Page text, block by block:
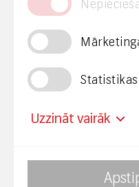
Uzzināt vairāk
Privātuma politika
Piekļūstamība